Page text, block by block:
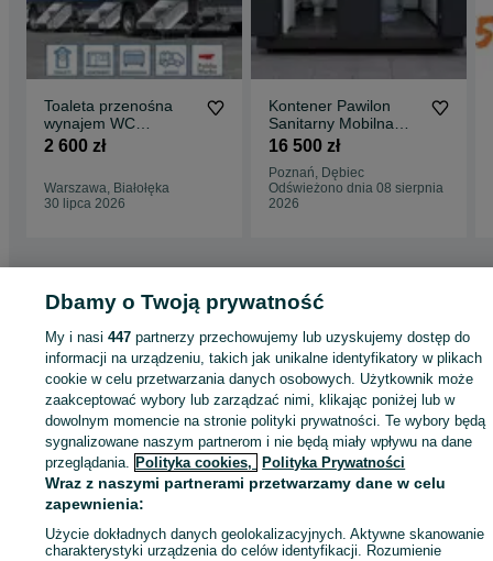
Toaleta przenośna
wynajem WC
przyczepa ładna na
2 600 zł
Warszawa, Białołęka
30 lipca 2026
Kontener Pawilon
Sanitarny Mobilna
łazienka kontenerowa
PRYSZNIC Kontenery
sanitarne
PRODUCENT
16 500 zł
Poznań, Dębiec
Odświeżono dnia 08 sierpnia
2026
Strona główna Firma i Przemysł Kontenery
Kontenery mieszkalne/biurowe
Kontenery mieszkalne/biurowe - Łódzkie
Kontenery mieszkalne/biurowe -
Biała Rawska
KATEGORIA
655096885
Zadzwoń / SMS Wyślij wiadomość
Dbamy o Twoją prywatność
My i nasi447 partnerzy przechowujemy lub uzyskujemy dostęp do
informacji na urządzeniu, takich jak unikalne identyfikatory w plikach
cookie w celu przetwarzania danych osobowych. Użytkownik może
zaakceptować wybory lub zarządzać nimi, klikając poniżej lub w
dowolnym momencie na stronie polityki prywatności. Te wybory będą
sygnalizowane naszym partnerom i nie będą miały wpływu na dane
przeglądania. Polityka cookies, Polityka Prywatności
Wraz z naszymi partnerami przetwarzamy dane w celu
zapewnienia:
Użycie dokładnych danych geolokalizacyjnych. Aktywne skanowanie
charakterystyki urządzenia do celów identyfikacji. Rozumienie